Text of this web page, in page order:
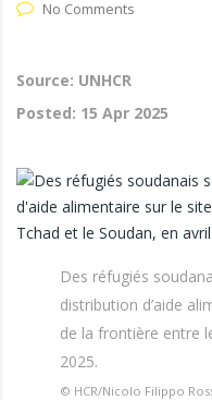
No Comments
Source: UNHCR
Posted: 15 Apr 2025
Des réfugiés
distribution d’aide
de la frontière entre
2025.
© HCR/Nicolo Filippo